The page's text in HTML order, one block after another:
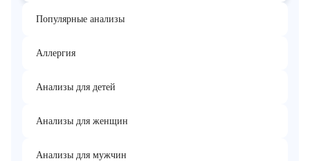
Популярные анализы
Аллергия
Анализы для детей
Анализы для женщин
Анализы для мужчин